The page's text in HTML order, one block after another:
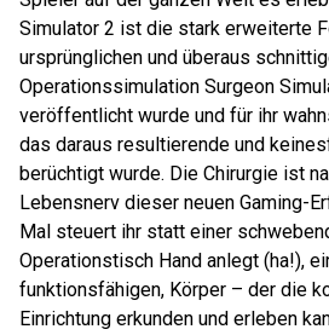
Simulator 2 ist die stark erweiterte
ursprünglichen und überaus
Operationssimulation Surgeon
veröffentlicht wurde und für ihr
das daraus resultierende und
berüchtigt wurde. Die Chirurgie ist
Lebensnerv dieser neuen Gaming-
Mal steuert ihr statt einer
Operationstisch Hand anlegt (ha!),
funktionsfähigen, Körper – der die
Einrichtung erkunden und erleben